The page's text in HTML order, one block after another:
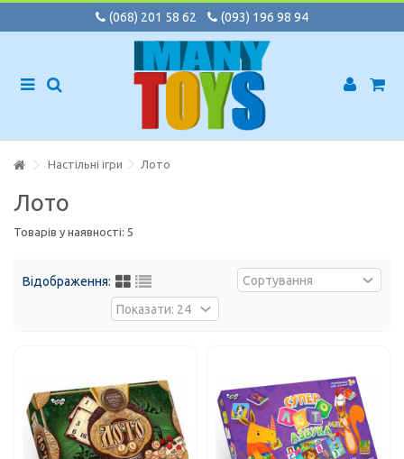
(068) 201 58 62 (093) 196 98 94
Настільні ігри Лото
Лото
Товарів у наявності: 5
Відображення: